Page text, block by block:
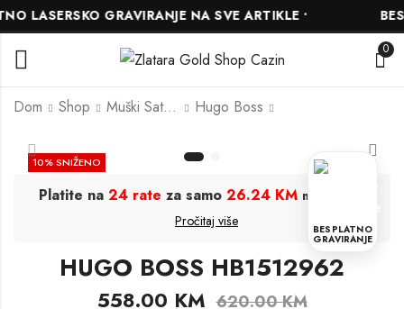
GRAVIRANJE NA SVE ARTIKLE •
0
Dom Shop Muški Satovi Hugo Boss
Slazenger
SL.09.2399.2.05
166.50KM
HUGO BOSS
HB1513604
522.00
KM
10% SNIŽENO
BESPLATNO
GRAVIRANJE
Platite na 24 rate za samo 26.24 KM mjesečno
Pročitaj više
HUGO BOSS HB1512962
558.00 KM 620.00KM